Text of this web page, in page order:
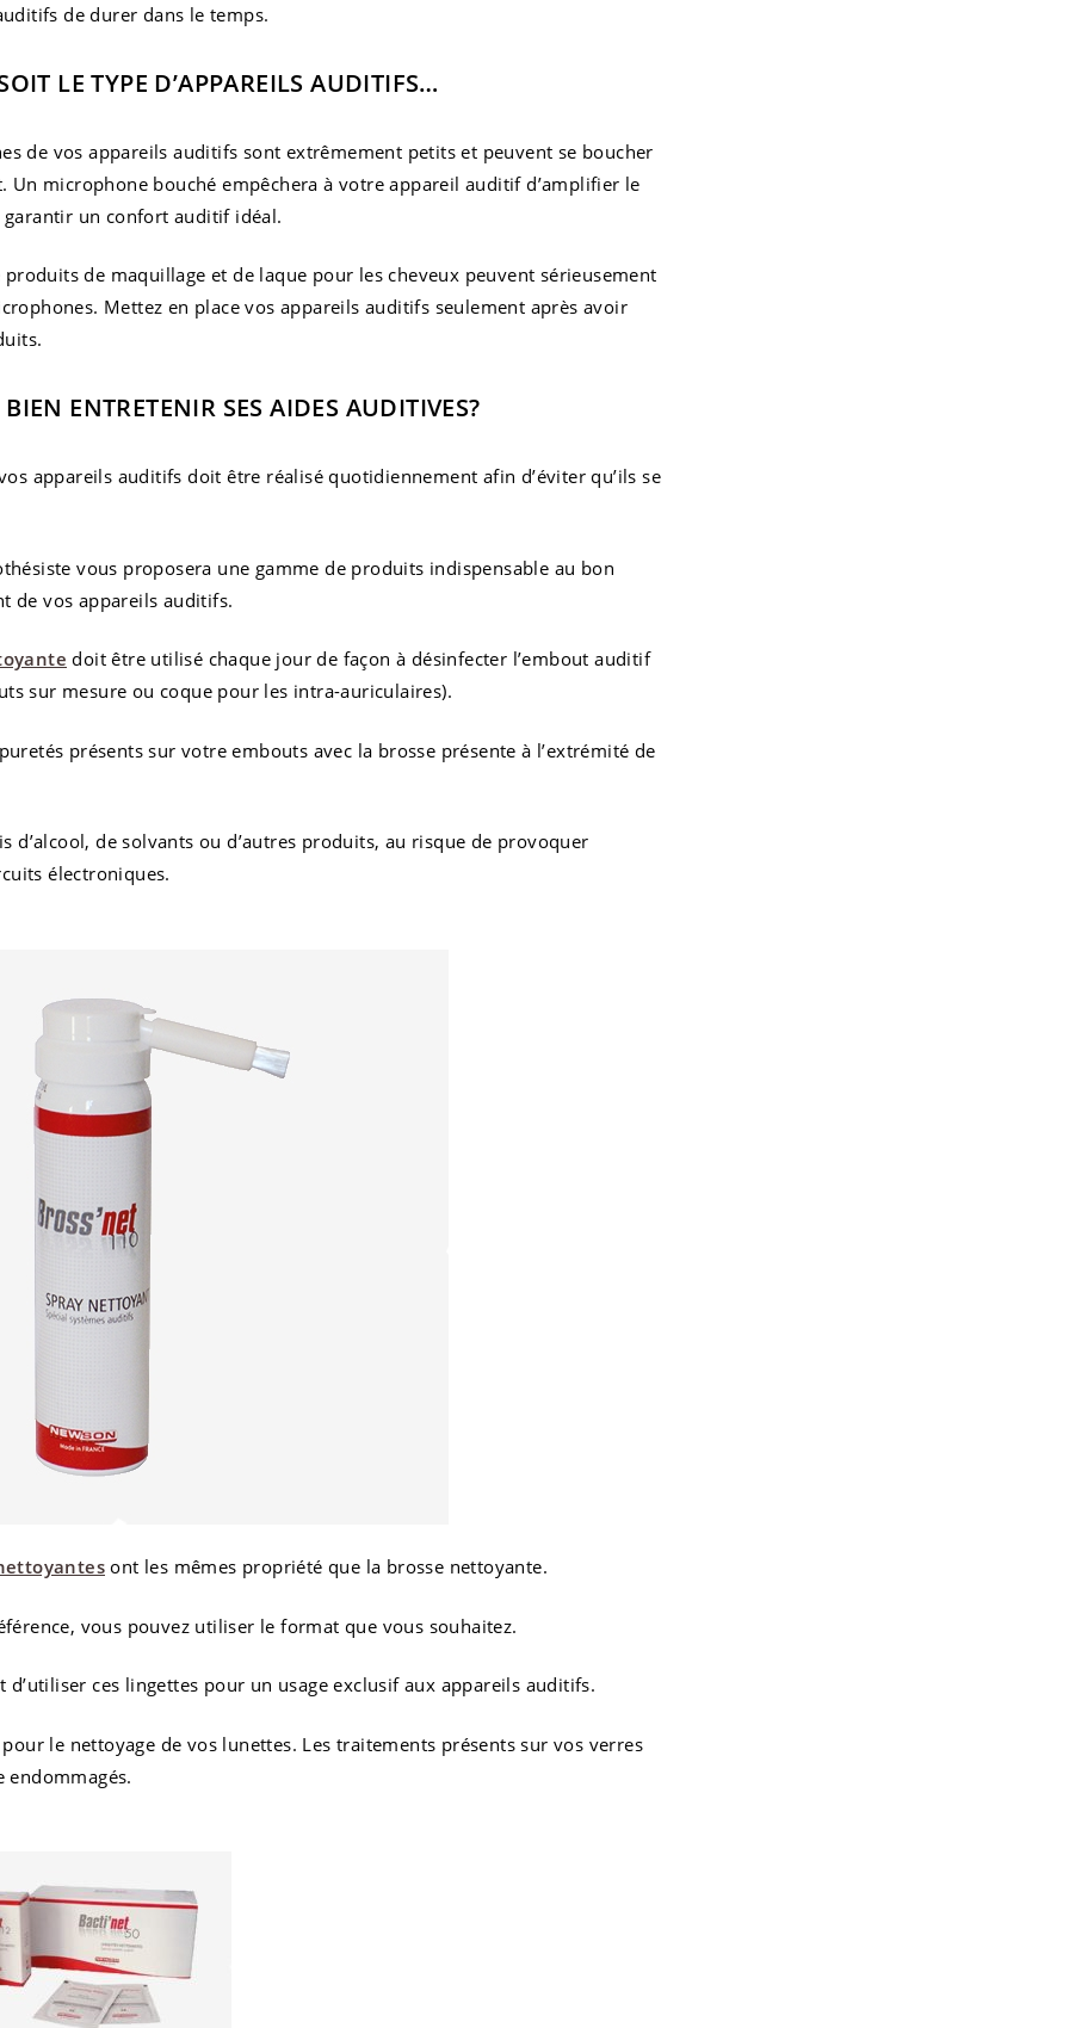
de durer dans le temps.
LE TYPE D’APPAREILS AUDITIFS…
de vos appareils auditifs sont extrêmement petits et peuvent se boucher
Un microphone bouché empêchera à votre appareil auditif d’amplifier le
garantir un confort auditif idéal.
produits de maquillage et de laque pour les cheveux peuvent sérieusement
Mettez en place vos appareils auditifs seulement après avoir
ENTRETENIR SES AIDES AUDITIVES?
appareils auditifs doit être réalisé quotidiennement afin d’éviter qu’ils se
vous proposera une gamme de produits indispensable au bon
de vos appareils auditifs.
doit être utilisé chaque jour de façon à désinfecter l’embout auditif
sur mesure ou coque pour les intra-auriculaires).
présents sur votre embouts avec la brosse présente à l’extrémité de
d’alcool, de solvants ou d’autres produits, au risque de provoquer
électroniques.
ont les mêmes propriété que la brosse nettoyante.
vous pouvez utiliser le format que vous souhaitez.
d’utiliser ces lingettes pour un usage exclusif aux appareils auditifs.
le nettoyage de vos lunettes. Les traitements présents sur vos verres
endommagés.